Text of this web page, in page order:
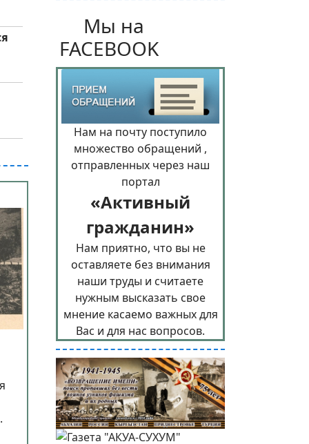
Мы на
FACEBOOK
Нам на почту поступило
множество обращений ,
отправленных через наш
портал
«Активный
гражданин»
Нам приятно, что вы не
оставляете без внимания
наши труды и считаете
нужным высказать свое
мнение касаемо важных для
Вас и для нас вопросов.